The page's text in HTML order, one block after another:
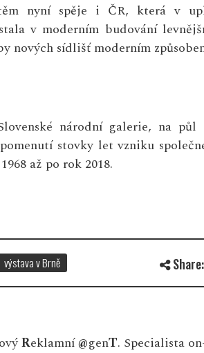
nyní spěje i ČR, která v
v moderním budování
nových sídlišť moderním
národní galerie, na půl
stovky let vzniku
až po rok 2018.
výstava v Brně Share:
Reklamní@genT. Specialista